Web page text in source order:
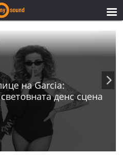
на Garcia:
денс сцена